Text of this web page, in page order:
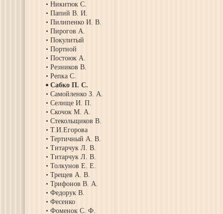
Никитюк С.
Папий В. И.
Пилипенко И. В.
Пирогов А.
Покулитый
Портной
Постоюк А.
Резников В.
Репка С.
Сабко П. С.
Самойленко З. А.
Селище И. П.
Скочок М. А.
Стекольщиков В.
Т.И.Егорова
Тертичный А. В.
Титарчук Л. В.
Титарчук Л. В.
Толкунов Е. Е.
Трещев А. В.
Трифонов В. А.
Федорук В.
Фесенко
Фоменок С. Ф.